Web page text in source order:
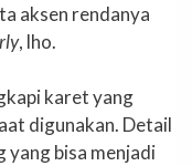
aksen rendanya
, lho.
karet yang
digunakan. Detail
yang bisa menjadi